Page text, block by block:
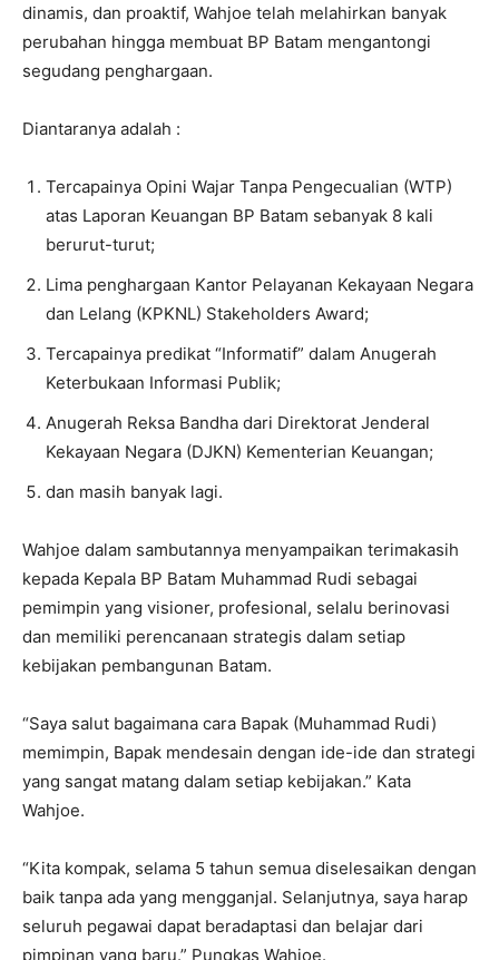
dinamis, dan proaktif, Wahjoe telah melahirkan banyak
perubahan hingga membuat BP Batam mengantongi
segudang penghargaan.
Diantaranya adalah :
Tercapainya Opini Wajar Tanpa Pengecualian (WTP)
atas Laporan Keuangan BP Batam sebanyak 8 kali
berurut-turut;
Lima penghargaan Kantor Pelayanan Kekayaan Negara
dan Lelang (KPKNL) Stakeholders Award;
Tercapainya predikat “Informatif” dalam Anugerah
Keterbukaan Informasi Publik;
Anugerah Reksa Bandha dari Direktorat Jenderal
Kekayaan Negara (DJKN) Kementerian Keuangan;
dan masih banyak lagi.
Wahjoe dalam sambutannya menyampaikan terimakasih
kepada Kepala BP Batam Muhammad Rudi sebagai
pemimpin yang visioner, profesional, selalu berinovasi
dan memiliki perencanaan strategis dalam setiap
kebijakan pembangunan Batam.
“Saya salut bagaimana cara Bapak (Muhammad Rudi)
memimpin, Bapak mendesain dengan ide-ide dan strategi
yang sangat matang dalam setiap kebijakan.” Kata
Wahjoe.
“Kita kompak, selama 5 tahun semua diselesaikan dengan
baik tanpa ada yang mengganjal. Selanjutnya, saya harap
seluruh pegawai dapat beradaptasi dan belajar dari
pimpinan yang baru.” Pungkas Wahjoe.